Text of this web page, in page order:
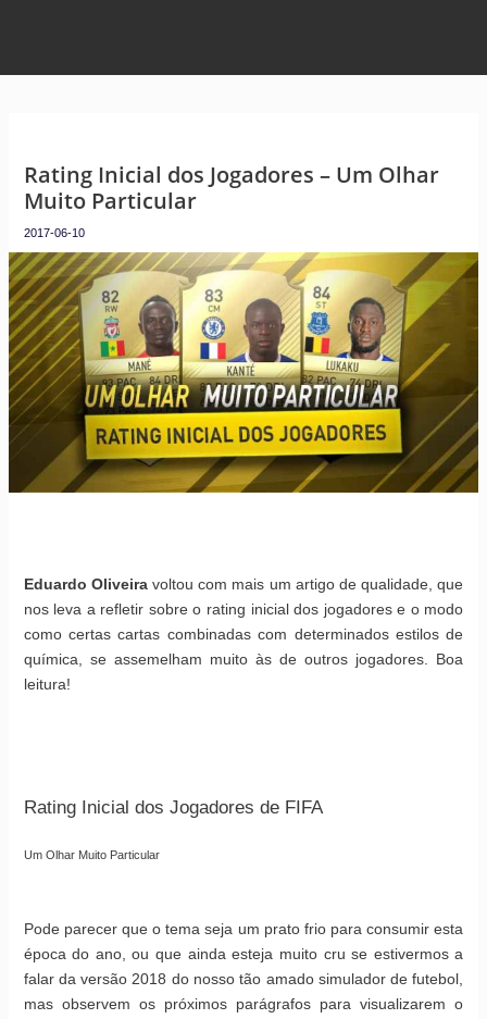
Rating Inicial dos Jogadores – Um Olhar
Muito Particular
2017-06-10
Eduardo Oliveiravoltou com mais um artigo de qualidade, que
nos leva a refletir sobre o rating inicial dos jogadores e o modo
como certas cartas combinadas com determinados estilos de
química, se assemelham muito às de outros jogadores. Boa
leitura!
Rating Inicial dos Jogadores de FIFA
Um Olhar Muito Particular
Pode parecer que o tema seja um prato frio para consumir esta
época do ano, ou que ainda esteja muito cru se estivermos a
falar da versão 2018 do nosso tão amado simulador de futebol,
mas observem os próximos parágrafos para visualizarem o